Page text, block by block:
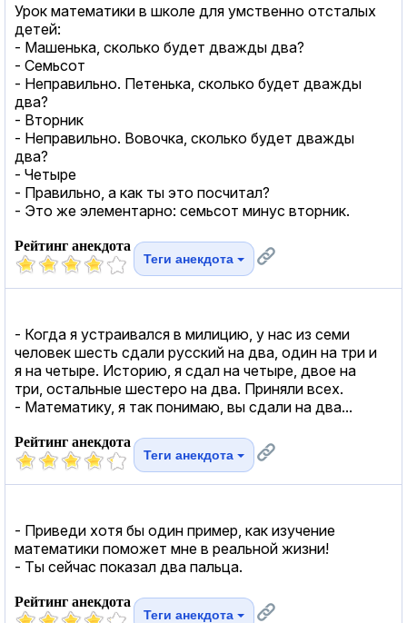
Урок математики в школе для умственно отсталых
детей:
- Машенька, сколько будет дважды два?
- Семьсот
- Неправильно. Петенька, сколько будет дважды
два?
- Вторник
- Неправильно. Вовочка, сколько будет дважды
два?
- Четыре
- Правильно, а как ты это посчитал?
- Это же элементарно: семьсот минус вторник.
Рейтинг анекдота
Теги анекдота
- Когда я устраивался в милицию, у нас из семи
человек шесть сдали русский на два, один на три и
я на четыре. Историю, я сдал на четыре, двое на
три, остальные шестеро на два. Приняли всех.
- Математику, я так понимаю, вы сдали на два...
Рейтинг анекдота
Теги анекдота
- Приведи хотя бы один пример, как изучение
математики поможет мне в реальной жизни!
- Ты сейчас показал два пальца.
Рейтинг анекдота
Теги анекдота